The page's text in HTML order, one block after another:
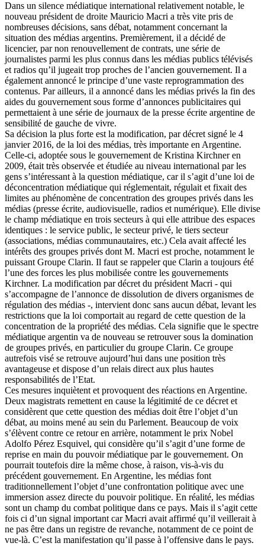
Dans un silence médiatique international relativement notable, le
nouveau président de droite Mauricio Macri a très vite pris de
nombreuses décisions, sans débat, notamment concernant la
situation des médias argentins. Premièrement, il a décidé de
licencier, par non renouvellement de contrats, une série de
journalistes parmi les plus connus dans les médias publics télévisés
et radios qu’il jugeait trop proches de l’ancien gouvernement. Il a
également annoncé le principe d’une vaste reprogrammation des
contenus. Par ailleurs, il a annoncé dans les médias privés la fin des
aides du gouvernement sous forme d’annonces publicitaires qui
permettaient à une série de journaux de la presse écrite argentine de
sensibilité de gauche de vivre.
Sa décision la plus forte est la modification, par décret signé le 4
janvier 2016, de la loi des médias, très importante en Argentine.
Celle-ci, adoptée sous le gouvernement de Kristina Kirchner en
2009, était très observée et étudiée au niveau international par les
gens s’intéressant à la question médiatique, car il s’agit d’une loi de
déconcentration médiatique qui réglementait, régulait et fixait des
limites au phénomène de concentration des groupes privés dans les
médias (presse écrite, audiovisuelle, radios et numérique). Elle divise
le champ médiatique en trois secteurs à qui elle attribue des espaces
identiques : le service public, le secteur privé, le tiers secteur
(associations, médias communautaires, etc.) Cela avait affecté les
intérêts des groupes privés dont M. Macri est proche, notamment le
puissant Groupe Clarin. Il faut se rappeler que Clarin a toujours été
l’une des forces les plus mobilisée contre les gouvernements
Kirchner. La modification par décret du président Macri - qui
s’accompagne de l’annonce de dissolution de divers organismes de
régulation des médias -, intervient donc sans aucun débat, levant les
restrictions que la loi comportait au regard de cette question de la
concentration de la propriété des médias. Cela signifie que le spectre
médiatique argentin va de nouveau se retrouver sous la domination
de groupes privés, en particulier du groupe Clarin. Ce groupe
autrefois visé se retrouve aujourd’hui dans une position très
avantageuse et dispose d’un relais direct aux plus hautes
responsabilités de l’Etat.
Ces mesures inquiètent et provoquent des réactions en Argentine.
Deux magistrats remettent en cause la légitimité de ce décret et
considèrent que cette question des médias doit être l’objet d’un
débat, au moins mené au sein du Parlement. Beaucoup de voix
s’élèvent contre ce retour en arrière, notamment le prix Nobel
Adolfo Pérez Esquivel, qui considère qu’il s’agit d’une forme de
reprise en main du pouvoir médiatique par le gouvernement. On
pourrait toutefois dire la même chose, à raison, vis-à-vis du
précédent gouvernement. En Argentine, les médias font
traditionnellement l’objet d’une confrontation politique avec une
immersion assez directe du pouvoir politique. En réalité, les médias
sont un champ du combat politique dans ce pays. Mais il s’agit cette
fois ci d’un signal important car Macri avait affirmé qu’il veillerait à
ne pas être dans un registre de revanche, notamment de ce point de
vue-là. C’est la manifestation qu’il passe à l’offensive dans le pays.